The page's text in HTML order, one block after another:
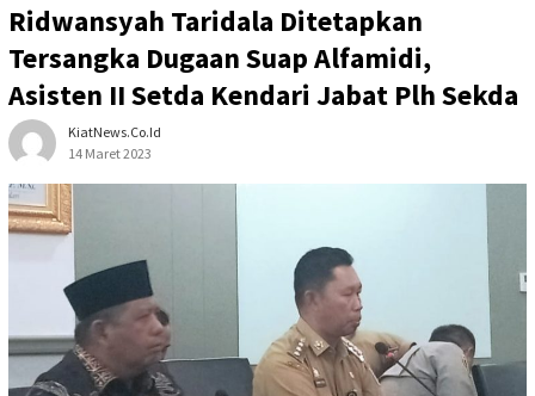
Ridwansyah Taridala Ditetapkan
Tersangka Dugaan Suap Alfamidi,
Asisten II Setda Kendari Jabat Plh Sekda
KiatNews.co.id
14 Maret 2023